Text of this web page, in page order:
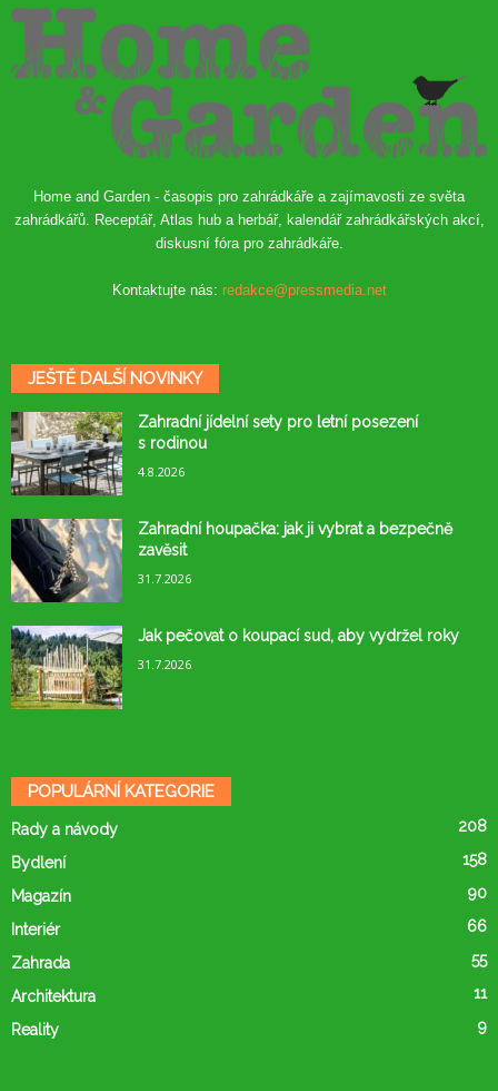
Home and Garden - časopis pro zahrádkáře a zajímavosti ze světa
zahrádkářů. Receptář, Atlas hub a herbář, kalendář zahrádkářských akcí,
diskusní fóra pro zahrádkáře.
Kontaktujte nás: redakce@pressmedia.net
JEŠTĚ DALŠÍ NOVINKY
Zahradní jídelní sety pro letní posezení
s rodinou
4.8.2026
Zahradní houpačka: jak ji vybrat a bezpečně
zavěsit
31.7.2026
Jak pečovat o koupací sud, aby vydržel roky
31.7.2026
POPULÁRNÍ KATEGORIE
Rady a návody 208
Bydlení 158
Magazín 90
Interiér 66
Zahrada 55
Architektura 11
Reality 9